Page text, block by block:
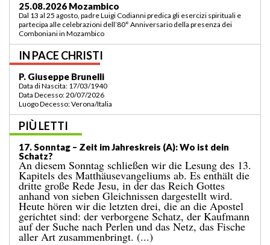
03.09.2026 Lomé/Togo
Padre Luigi Codianni e padre Elias Sindjalim partecipano dal 26 agosto al 3
settembre all’incontro della commissione ASCAF sulla riorganizzazione
della regione a Lomé/Togo
IN PACE CHRISTI
P. Bruno Bordonali
Data di Nascita: 01/07/1942
Data Decesso: 13/07/2026
Luogo Decesso: Verona /Italia
PIÙ LETTI
19. Sonntag – Zeit im Jahreskreis (A): „Befiehl mir, zu
dir zu kommen!“
Das Evangelium des vergangenen Sonntags
berichtete uns vom Wunder der Brotvermehrung für
eine große Menschenmenge an einem einsamen Ort.
Es endete damit, dass zwölf Körbe voller übrig
gebliebener Stücke eingesammelt wurden. Auf
dieses Ereignis folgt die bekannte Begebenheit des
heutigen Tages, in der Jesus über das Wasser geht.
[...]